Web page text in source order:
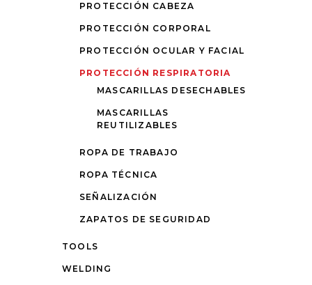
PROTECCIÓN CABEZA
PROTECCIÓN CORPORAL
PROTECCIÓN OCULAR Y FACIAL
PROTECCIÓN RESPIRATORIA
MASCARILLAS DESECHABLES
MASCARILLAS
REUTILIZABLES
ROPA DE TRABAJO
ROPA TÉCNICA
SEÑALIZACIÓN
ZAPATOS DE SEGURIDAD
TOOLS
WELDING